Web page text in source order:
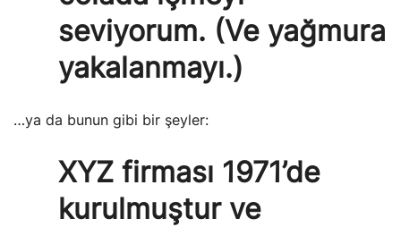
seviyorum. (Ve yağmura
yakalanmayı.)
…ya da bunun gibi bir şeyler:
XYZ firması 1971’de
kurulmuştur ve